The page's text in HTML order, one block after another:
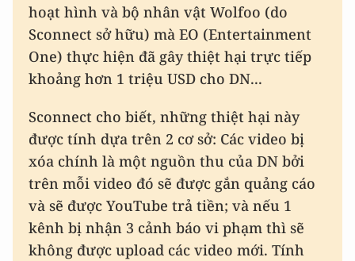
hoạt hình và bộ nhân vật Wolfoo (do
Sconnect sở hữu) mà EO (Entertainment
One) thực hiện đã gây thiệt hại trực tiếp
khoảng hơn 1 triệu USD cho DN...
Sconnect cho biết, những thiệt hại này
được tính dựa trên 2 cơ sở: Các video bị
xóa chính là một nguồn thu của DN bởi
trên mỗi video đó sẽ được gắn quảng cáo
và sẽ được YouTube trả tiền; và nếu 1
kênh bị nhận 3 cảnh báo vi phạm thì sẽ
không được upload các video mới. Tính